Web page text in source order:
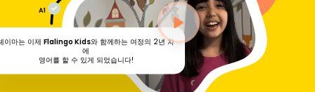
이마는 이제 Flalingo Kids와 함께하는 여정의 2년 차
에
영어를 할 수 있게 되었습니다!